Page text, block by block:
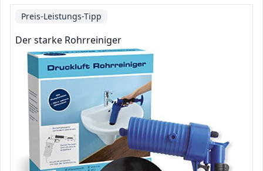
Preis-Leistungs-Tipp
Der starke Rohrreiniger